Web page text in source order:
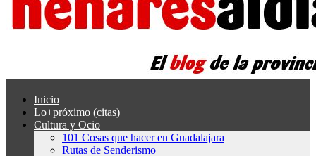
Inicio
Lo+próximo (citas)
Cultura y Ocio
101 Cosas que hacer en Guadalajara
Rutas de Senderismo